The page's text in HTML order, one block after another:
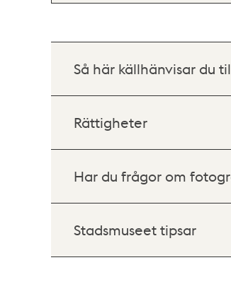
Så här källhänvisar du
Rättigheter
Har du frågor om
Stadsmuseet tipsar